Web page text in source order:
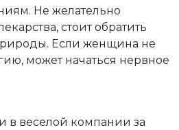
Не желательно
стоит обратить
Если женщина не
может начаться нервное
в веселой компании за